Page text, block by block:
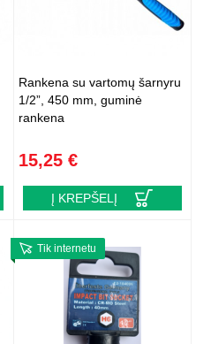
Rankena su vartomų šarnyru
1/2”, 450 mm, guminė
rankena
15,25 €
Į KREPŠELĮ
Tik internetu